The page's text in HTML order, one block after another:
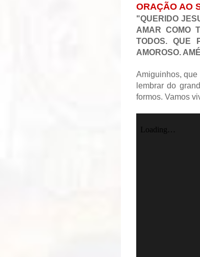
ORAÇÃO AO
"QUERIDO
AMAR COMO
TODOS. QUE
AMOROSO.
Amiguinhos,
lembrar do
formos. Vamos